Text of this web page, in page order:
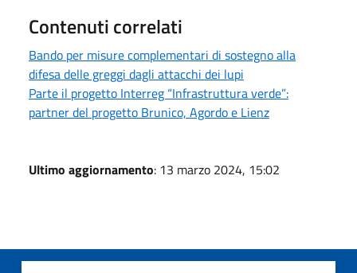
Contenuti correlati
Bando per misure complementari di sostegno alla
difesa delle greggi dagli attacchi dei lupi
Parte il progetto Interreg “Infrastruttura verde”:
partner del progetto Brunico, Agordo e Lienz
Ultimo aggiornamento: 13 marzo 2024, 15:02